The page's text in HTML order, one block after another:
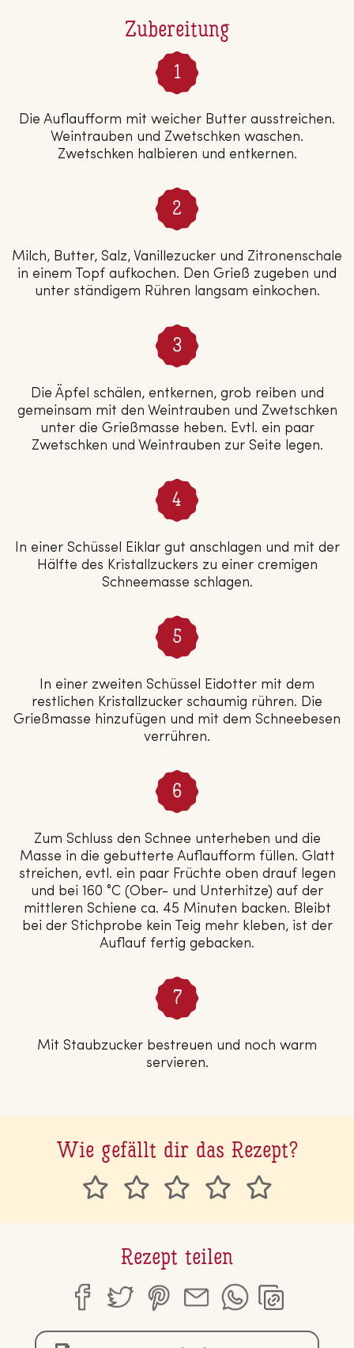
Zubereitung
Die Auflaufform mit weicher Butter ausstreichen.
Weintrauben und Zwetschken waschen.
Zwetschken halbieren und entkernen.
Milch, Butter, Salz, Vanillezucker und Zitronenschale
in einem Topf aufkochen. Den Grieß zugeben und
unter ständigem Rühren langsam einkochen.
Die Äpfel schälen, entkernen, grob reiben und
gemeinsam mit den Weintrauben und Zwetschken
unter die Grießmasse heben. Evtl. ein paar
Zwetschken und Weintrauben zur Seite legen.
In einer Schüssel Eiklar gut anschlagen und mit der
Hälfte des Kristallzuckers zu einer cremigen
Schneemasse schlagen.
In einer zweiten Schüssel Eidotter mit dem
restlichen Kristallzucker schaumig rühren. Die
Grießmasse hinzufügen und mit dem Schneebesen
verrühren.
Zum Schluss den Schnee unterheben und die
Masse in die gebutterte Auflaufform füllen. Glatt
streichen, evtl. ein paar Früchte oben drauf legen
und bei 160 °C (Ober- und Unterhitze) auf der
mittleren Schiene ca. 45 Minuten backen. Bleibt
bei der Stichprobe kein Teig mehr kleben, ist der
Auflauf fertig gebacken.
Mit Staubzucker bestreuen und noch warm
servieren.
Wie gefällt dir das Rezept?
Rezept teilen